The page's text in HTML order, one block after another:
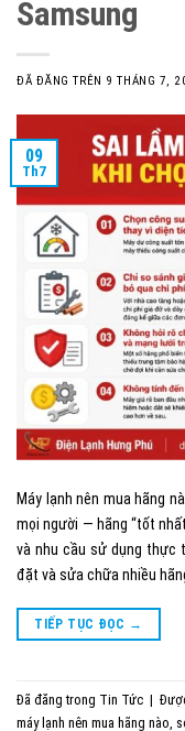
Samsung
ĐÃ ĐĂNG TRÊN 9 THÁNG 7,
09
Th7
Máy lạnh nên mua hãng
mọi người — hãng “tốt
và nhu cầu sử dụng thực
đặt và sửa chữa nhiều
TIẾP TỤC ĐỌC →
Đã đăng trong Tin Tức |
máy lạnh nên mua hãng nào,